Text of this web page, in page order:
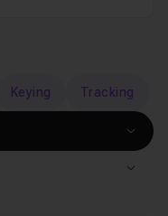
Keying Tracking